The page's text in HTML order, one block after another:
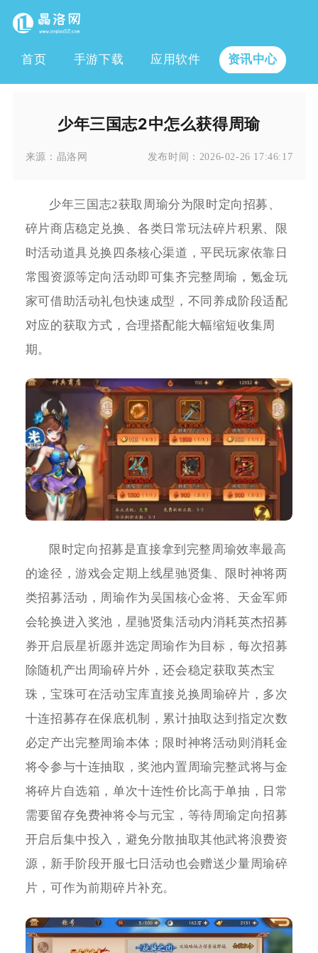
首页 手游下载 应用软件 资讯中心
少年三国志2中怎么获得周瑜
来源： 晶洛网 发布时间： 2026-02-26 17:46:17
少年三国志2获取周瑜分为限时定向招募、
碎片商店稳定兑换、各类日常玩法碎片积累、限
时活动道具兑换四条核心渠道，平民玩家依靠日
常囤资源等定向活动即可集齐完整周瑜，氪金玩
家可借助活动礼包快速成型，不同养成阶段适配
对应的获取方式，合理搭配能大幅缩短收集周
期。
限时定向招募是直接拿到完整周瑜效率最高
的途径，游戏会定期上线星驰贤集、限时神将两
类招募活动，周瑜作为吴国核心金将、天金军师
会轮换进入奖池，星驰贤集活动内消耗英杰招募
券开启辰星祈愿并选定周瑜作为目标，每次招募
除随机产出周瑜碎片外，还会稳定获取英杰宝
珠，宝珠可在活动宝库直接兑换周瑜碎片，多次
十连招募存在保底机制，累计抽取达到指定次数
必定产出完整周瑜本体；限时神将活动则消耗金
将令参与十连抽取，奖池内置周瑜完整武将与金
将碎片自选箱，单次十连性价比高于单抽，日常
需要留存免费神将令与元宝，等待周瑜定向招募
开启后集中投入，避免分散抽取其他武将浪费资
源，新手阶段开服七日活动也会赠送少量周瑜碎
片，可作为前期碎片补充。